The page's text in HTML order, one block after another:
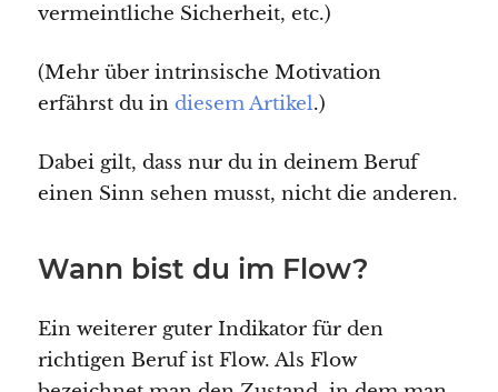
vermeintliche Sicherheit, etc.)
(Mehr über intrinsische Motivation
erfährst du in diesem Artikel.)
Dabei gilt, dass nur du in deinem Beruf
einen Sinn sehen musst, nicht die anderen.
Wann bist du im Flow?
Ein weiterer guter Indikator für den
richtigen Beruf ist Flow. Als Flow